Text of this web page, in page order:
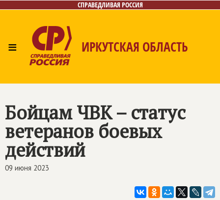
СПРАВЕДЛИВАЯ РОССИЯ
≡ ИРКУТСКАЯ ОБЛАСТЬ
Интернет-приёмная
Бойцам ЧВК – статус
ветеранов боевых
действий
09 июня 2023